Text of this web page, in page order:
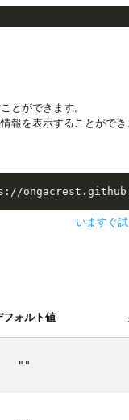
とができます。
報を表示することができ
extras/sw-extra-
いますぐ
フォルト値
""